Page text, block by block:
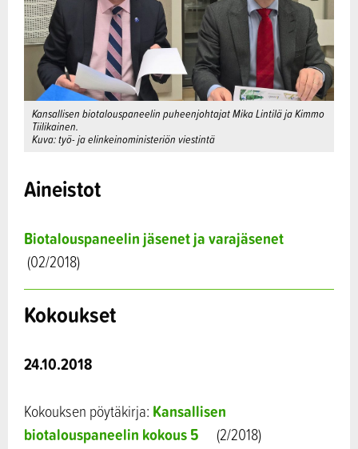
Kansallisen biotalouspaneelin puheenjohtajat Mika Lintilä ja Kimmo
Tiilikainen.
Kuva: työ- ja elinkeinoministeriön viestintä
Aineistot
Biotalouspaneelin jäsenet ja varajäsenet
(02/2018)
Kokoukset
24.10.2018
Kokouksen pöytäkirja: Kansallisen
biotalouspaneelin kokous 5
(2/2018)